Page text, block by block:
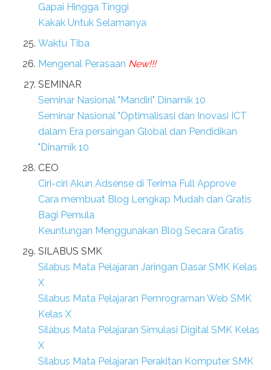
Gapai Hingga Tinggi
Kakak Untuk Selamanya
Waktu Tiba
Mengenal Perasaan New!!!
SEMINAR
Seminar Nasional "Mandiri" Dinamik 10
Seminar Nasional "Optimalisasi dan Inovasi ICT
dalam Era persaingan Global dan Pendidikan
"Dinamik 10
CEO
Ciri-ciri Akun Adsense di Terima Full Approve
Cara membuat Blog Lengkap Mudah dan Gratis
Bagi Pemula
Keuntungan Menggunakan Blog Secara Gratis
SILABUS SMK
Silabus Mata Pelajaran Jaringan Dasar SMK Kelas
X
Silabus Mata Pelajaran Pemrograman Web SMK
Kelas X
Silabus Mata Pelajaran Simulasi Digital SMK Kelas
X
Silabus Mata Pelajaran Perakitan Komputer SMK